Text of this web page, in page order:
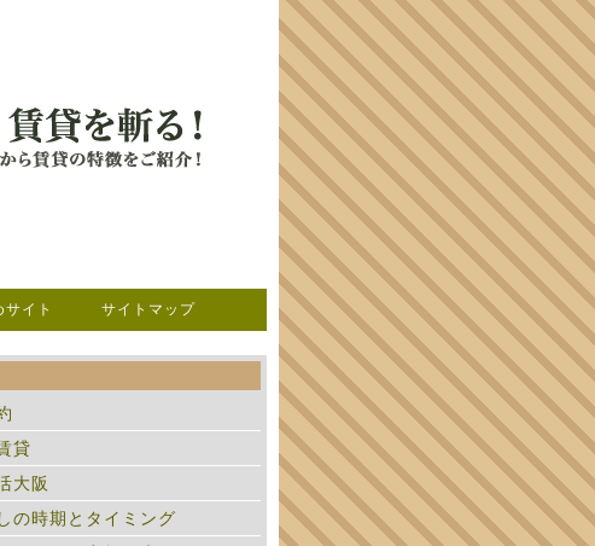
サイト サイトマップ
貸
大阪
の時期とタイミング